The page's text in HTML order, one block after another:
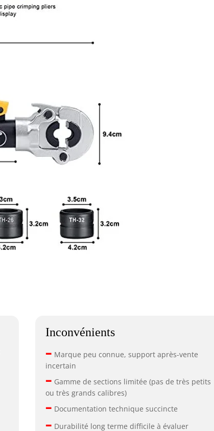
Inconvénients
– Marque peu connue, support après-vente
incertain
– Gamme de sections limitée (pas de très petits
ou très grands calibres)
– Documentation technique succincte
– Durabilité long terme difficile à évaluer